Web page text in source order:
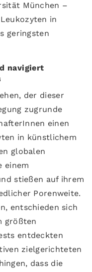
München –
in
geringsten
navigiert
der dieser
zugrunde
einen
in künstlichem
globalen
einem
stießen auf ihrem
Porenweite.
entschieden sich
größten
entdeckten
zielgerichteten
dass die